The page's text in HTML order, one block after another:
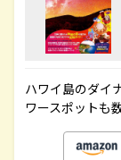
ハワイ島のダイ
ワースポットも